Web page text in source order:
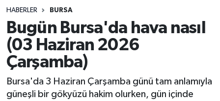
HABERLER BURSA
Bugün Bursa'da hava nasıl
(03 Haziran 2026
Çarşamba)
Bursa'da 3 Haziran Çarşamba günü tam anlamıyla
güneşli bir gökyüzü hakim olurken, gün içinde
Spor
Teknoloji
Yaşam